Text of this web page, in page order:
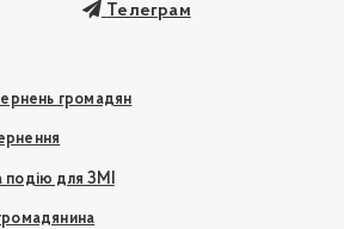
Телеграм
громадян
для ЗМІ